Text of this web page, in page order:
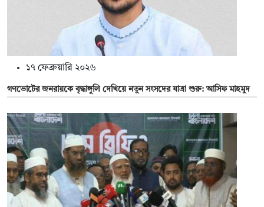
১৭ ফেব্রুয়ারি ২০২৬
গণভোটের জনরায়কে বৃদ্ধাঙ্গুলি দেখিয়ে নতুন সংসদের যাত্রা শুরু: আসিফ মাহমুদ